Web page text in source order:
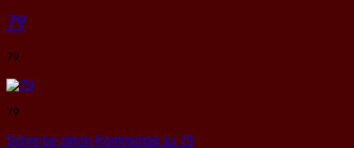
79
79
79
Schreibe einen Kommentar zu 79